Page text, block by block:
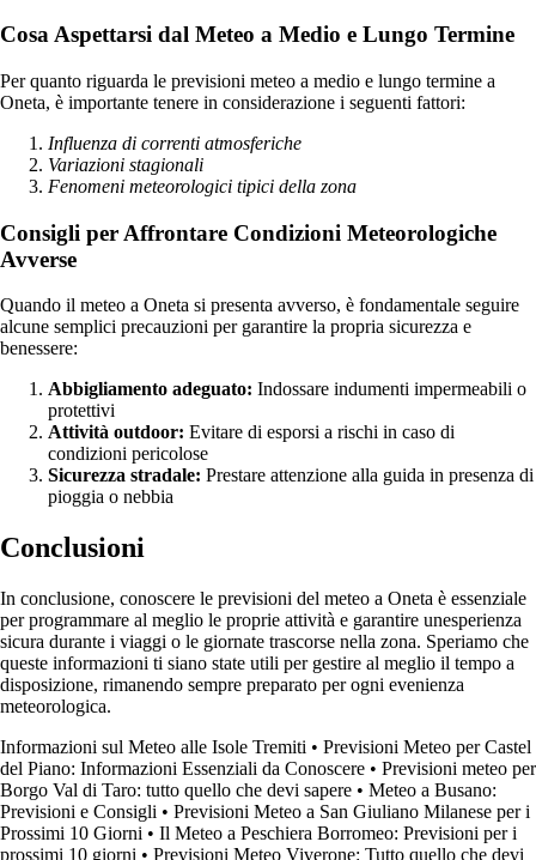
Cosa Aspettarsi dal Meteo a Medio e Lungo Termine
Per quanto riguarda le previsioni meteo a medio e lungo termine a
Oneta, è importante tenere in considerazione i seguenti fattori:
Influenza di correnti atmosferiche
Variazioni stagionali
Fenomeni meteorologici tipici della zona
Consigli per Affrontare Condizioni Meteorologiche
Avverse
Quando il meteo a Oneta si presenta avverso, è fondamentale seguire
alcune semplici precauzioni per garantire la propria sicurezza e
benessere:
Abbigliamento adeguato: Indossare indumenti impermeabili o
protettivi
Attività outdoor: Evitare di esporsi a rischi in caso di
condizioni pericolose
Sicurezza stradale: Prestare attenzione alla guida in presenza di
pioggia o nebbia
Conclusioni
In conclusione, conoscere le previsioni del meteo a Oneta è essenziale
per programmare al meglio le proprie attività e garantire unesperienza
sicura durante i viaggi o le giornate trascorse nella zona. Speriamo che
queste informazioni ti siano state utili per gestire al meglio il tempo a
disposizione, rimanendo sempre preparato per ogni evenienza
meteorologica.
Informazioni sul Meteo alle Isole Tremiti • Previsioni Meteo per Castel
del Piano: Informazioni Essenziali da Conoscere • Previsioni meteo per
Borgo Val di Taro: tutto quello che devi sapere • Meteo a Busano:
Previsioni e Consigli • Previsioni Meteo a San Giuliano Milanese per i
Prossimi 10 Giorni • Il Meteo a Peschiera Borromeo: Previsioni per i
prossimi 10 giorni • Previsioni Meteo Viverone: Tutto quello che devi